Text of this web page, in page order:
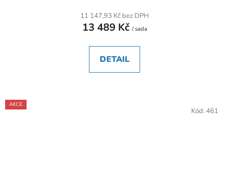
11 147,93 Kč bez DPH
13 489 Kč / sada
DETAIL
AKCE
Kód: 461